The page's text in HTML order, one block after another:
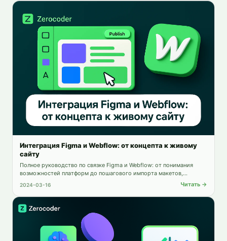
Интеграция Figma и Webflow: от концепта к живому
сайту
Полное руководство по связке Figma и Webflow: от понимания
возможностей платформ до пошагового импорта макетов,
доработки в Webflow и лучших практик для бесшовного процесса
2024-03-16 Читать →